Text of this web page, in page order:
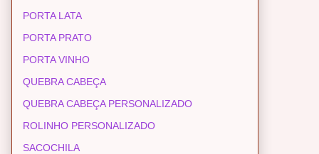
PORTA LATA
PORTA PRATO
PORTA VINHO
QUEBRA CABEÇA
QUEBRA CABEÇA PERSONALIZADO
ROLINHO PERSONALIZADO
SACOCHILA